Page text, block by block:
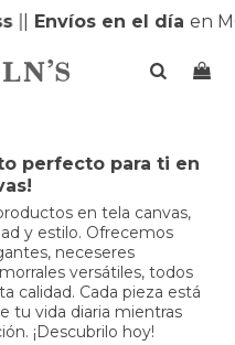
| Envíos en el díaen
perfecto para ti en
en tela canvas,
y estilo. Ofrecemos
neceseres
versátiles, todos
calidad. Cada pieza está
tu vida diaria mientras
¡Descubrilo hoy!